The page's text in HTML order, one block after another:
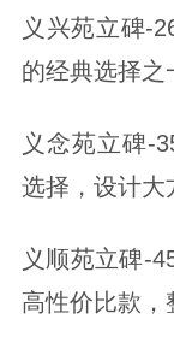
义兴苑立碑-
的经典选择之
义念苑立碑-
选择，设计大
义顺苑立碑-
高性价比款，